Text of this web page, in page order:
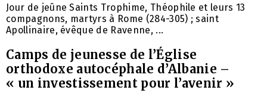
Jour de jeûne Saints Trophime, Théophile et leurs 13
compagnons, martyrs à Rome (284-305) ; saint
Apollinaire, évêque de Ravenne, ...
Camps de jeunesse de l’Église
orthodoxe autocéphale d’Albanie –
« un investissement pour l’avenir »